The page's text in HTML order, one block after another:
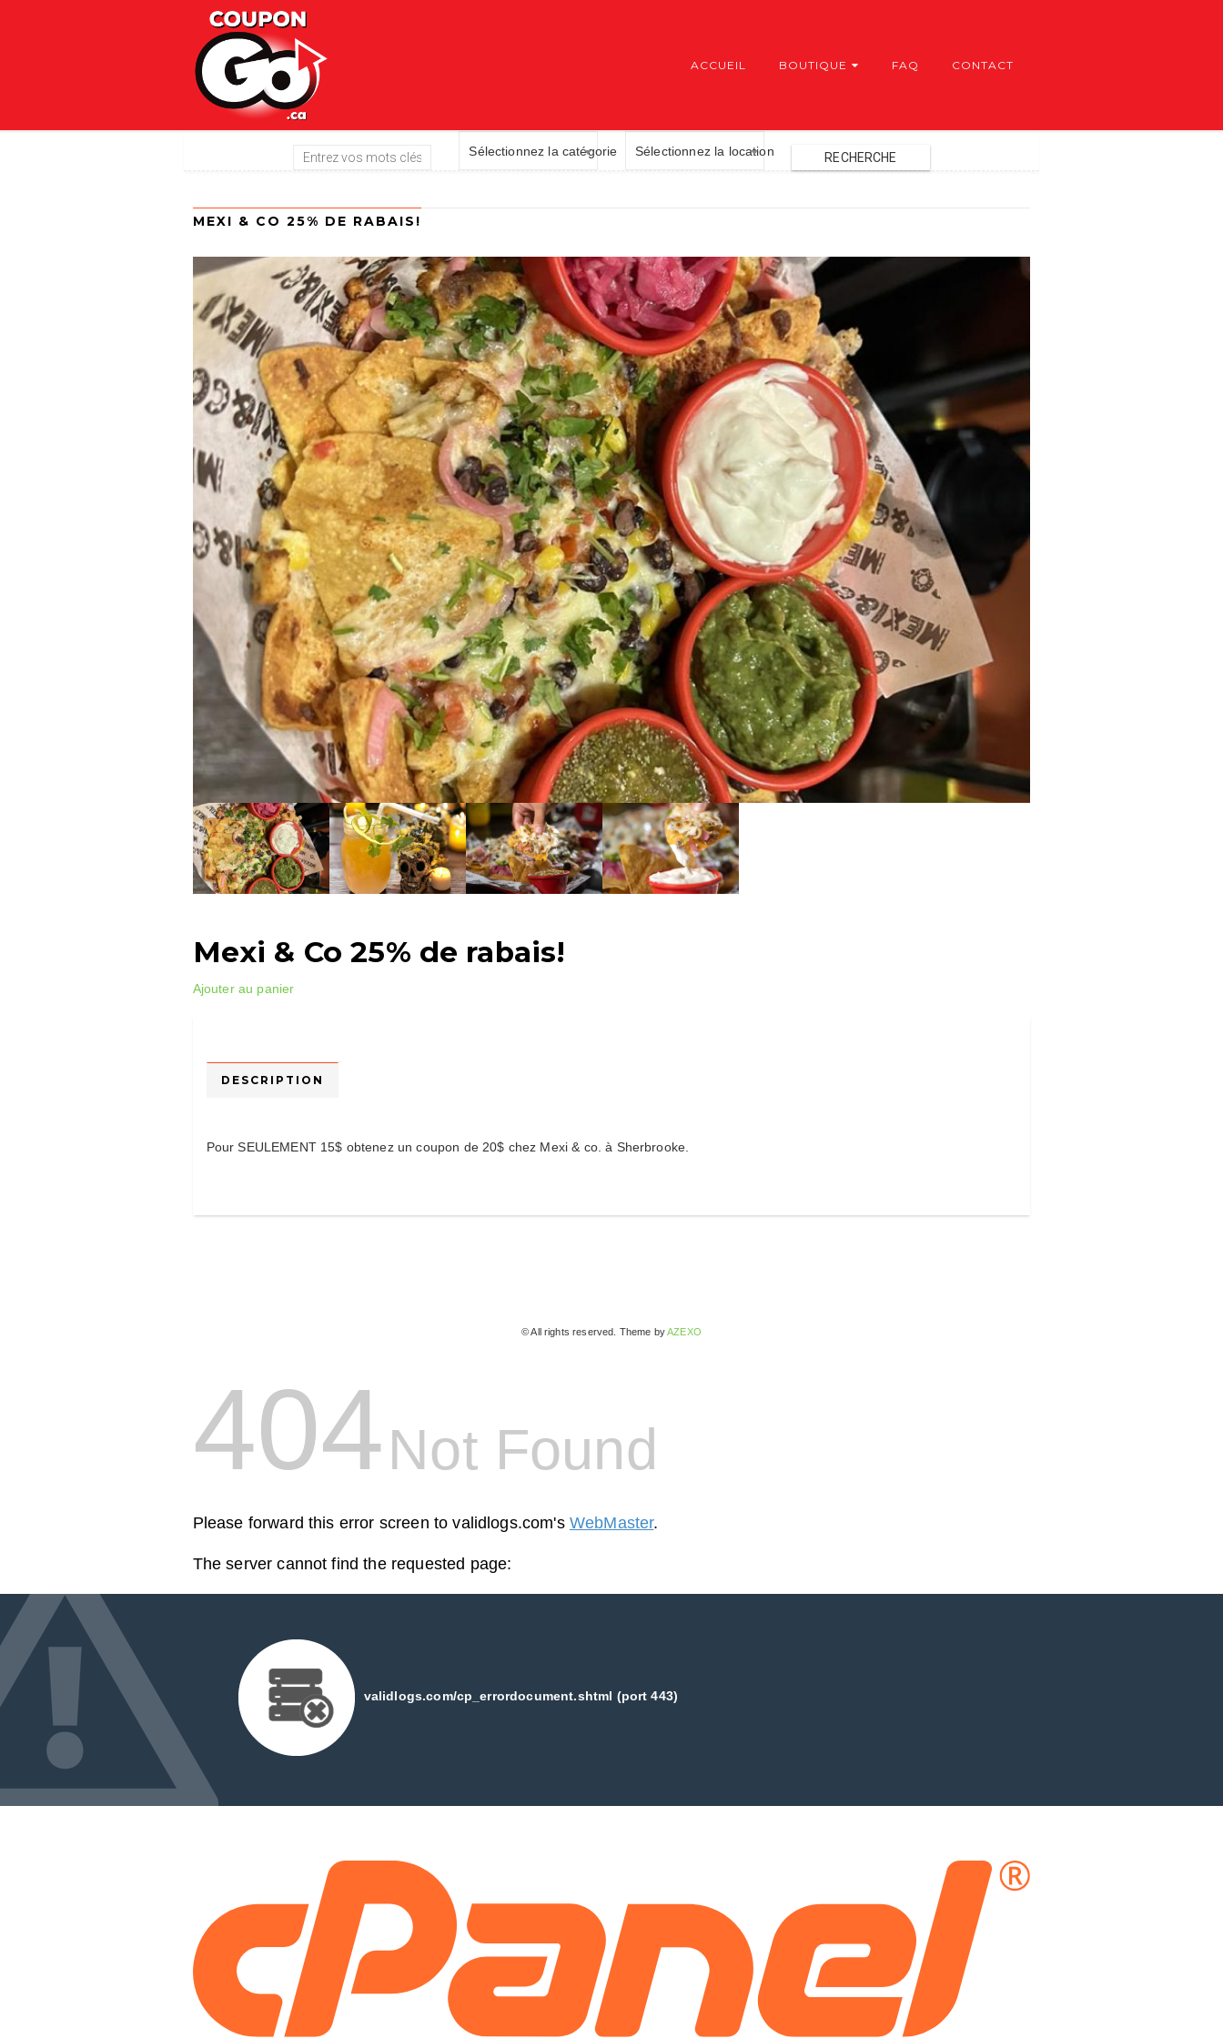
ACCUEIL BOUTIQUE FAQ CONTACT
Sélectionnez la catégorie Sélectionnez la location
MEXI & CO 25% DE RABAIS!
Mexi & Co 25% de rabais!
Ajouter au panier
DESCRIPTION
Pour SEULEMENT 15$ obtenez un coupon de 20$ chez Mexi & co. à Sherbrooke.
© All rights reserved. Theme byAZEXO
404Not Found
Please forward this error screen to validlogs.com's WebMaster.
The server cannot find the requested page:
validlogs.com/cp_errordocument.shtml (port 443)